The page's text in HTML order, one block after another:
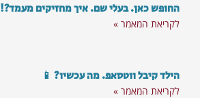
החופש כאן. בעלי שם. איך מחזיקים מעמד?!
לקריאת המאמר »
הילד קיבל ווטסאפ. מה עכשיו? 📱
לקריאת המאמר »